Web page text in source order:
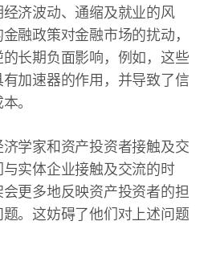
济波动、通缩及就业的风
融政策对金融市场的扰动，
长期负面影响，例如，这些
加速器的作用，并导致了信
。
学家和资产投资者接触及交
实体企业接触及交流的时
更多地反映资产投资者的担
。这妨碍了他们对上述问题